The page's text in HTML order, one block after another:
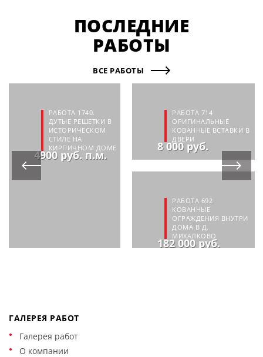
ПОСЛЕДНИЕ
РАБОТЫ
ВСЕ РАБОТЫ
РАБОТА 1740.
ДУТЫЕ РЕШЕТКИ В
ИСТОРИЧЕСКОМ
СТИЛЕ НА
КИРПИЧНОМ ДОМЕ
4900 руб. п.м.
РАБОТА 714
ОРИГИНАЛЬНЫЕ
КОВАННЫЕ ВСТАВКИ В
ДВЕРИ
8 000 руб.
РАБОТА 692
КОВАННЫЕ
ОГРАЖДЕНИЯ ВНУТРИ
ДОМА В Д.
МИХАЛКОВО
182 000 руб.
ГАЛЕРЕЯ РАБОТ
Галерея работ
О компании